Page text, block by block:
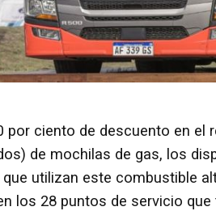
por ciento de descuento en el
de mochilas de gas, los
utilizan este combustible
los 28 puntos de servicio